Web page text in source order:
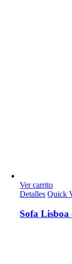
Ver carrito
Detalles Quick
Sofa Lisboa